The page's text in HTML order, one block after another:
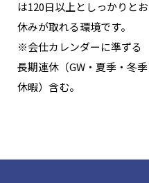
は120日以上としっかりとお
休みが取れる環境です。
※会仕カレンダーに準ずる
長期連休（GW・夏季・冬季
休暇）含む。